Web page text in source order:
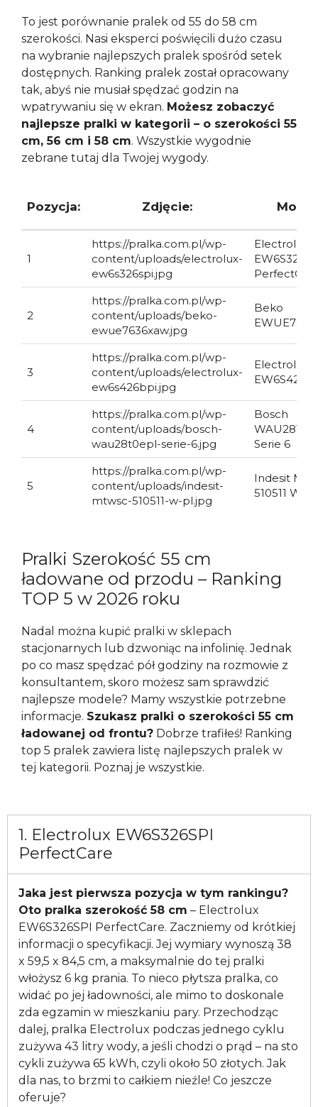
To jest porównanie pralek od 55 do 58 cm
szerokości. Nasi eksperci poświęcili dużo czasu
na wybranie najlepszych pralek spośród setek
dostępnych. Ranking pralek został opracowany
tak, abyś nie musiał spędzać godzin na
wpatrywaniu się w ekran. Możesz zobaczyć
najlepsze pralki w kategorii – o szerokości 55
cm, 56 cm i 58 cm. Wszystkie wygodnie
zebrane tutaj dla Twojej wygody.
Pozycja: Zdjęcie:
1
https://pralka.com.pl/wp-
content/uploads/electrolux-
ew6s326spi.jpg
Electrolux
2
https://pralka.com.pl/wp-
content/uploads/beko-
ewue7636xaw.jpg
Beko
3
https://pralka.com.pl/wp-
content/uploads/electrolux-
ew6s426bpi.jpg
Electrolux
4
https://pralka.com.pl/wp-
content/uploads/bosch-
wau28t0epl-serie-6.jpg
Bosch
Serie 6
5
https://pralka.com.pl/wp-
content/uploads/indesit-
mtwsc-510511-w-pl.jpg
Indesit
510511 W PL
Pralki Szerokość 55 cm
ładowane od przodu – Ranking
TOP 5 w 2026 roku
Nadal można kupić pralki w sklepach
stacjonarnych lub dzwoniąc na infolinię. Jednak
po co masz spędzać pół godziny na rozmowie z
konsultantem, skoro możesz sam sprawdzić
najlepsze modele? Mamy wszystkie potrzebne
informacje. Szukasz pralki o szerokości 55 cm
ładowanej od frontu? Dobrze trafiłeś! Ranking
top 5 pralek zawiera listę najlepszych pralek w
tej kategorii. Poznaj je wszystkie.
1. Electrolux EW6S326SPI
PerfectCare
Jaka jest pierwsza pozycja w tym rankingu?
Oto pralka szerokość 58 cm – Electrolux
EW6S326SPI PerfectCare. Zaczniemy od krótkiej
informacji o specyfikacji. Jej wymiary wynoszą 38
x 59,5 x 84,5 cm, a maksymalnie do tej pralki
włożysz 6 kg prania. To nieco płytsza pralka, co
widać po jej ładowności, ale mimo to doskonale
zda egzamin w mieszkaniu pary. Przechodząc
dalej, pralka Electrolux podczas jednego cyklu
zużywa 43 litry wody, a jeśli chodzi o prąd – na sto
cykli zużywa 65 kWh, czyli około 50 złotych. Jak
dla nas, to brzmi to całkiem nieźle! Co jeszcze
oferuje?